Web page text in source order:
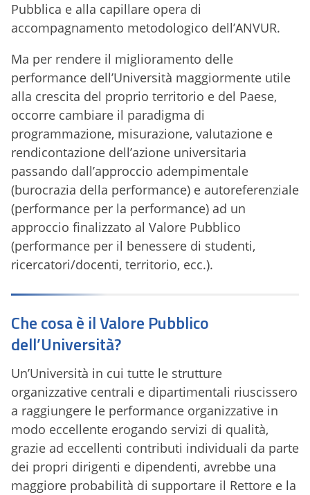
Pubblica e alla capillare opera di
accompagnamento metodologico dell’ANVUR.
Ma per rendere il miglioramento delle
performance dell’Università maggiormente utile
alla crescita del proprio territorio e del Paese,
occorre cambiare il paradigma di
programmazione, misurazione, valutazione e
rendicontazione dell’azione universitaria
passando dall’approccio adempimentale
(burocrazia della performance) e autoreferenziale
(performance per la performance) ad un
approccio finalizzato al Valore Pubblico
(performance per il benessere di studenti,
ricercatori/docenti, territorio, ecc.).
Che cosa è il Valore Pubblico
dell’Università?
Un’Università in cui tutte le strutture
organizzative centrali e dipartimentali riuscissero
a raggiungere le performance organizzative in
modo eccellente erogando servizi di qualità,
grazie ad eccellenti contributi individuali da parte
dei propri dirigenti e dipendenti, avrebbe una
maggiore probabilità di supportare il Rettore e la